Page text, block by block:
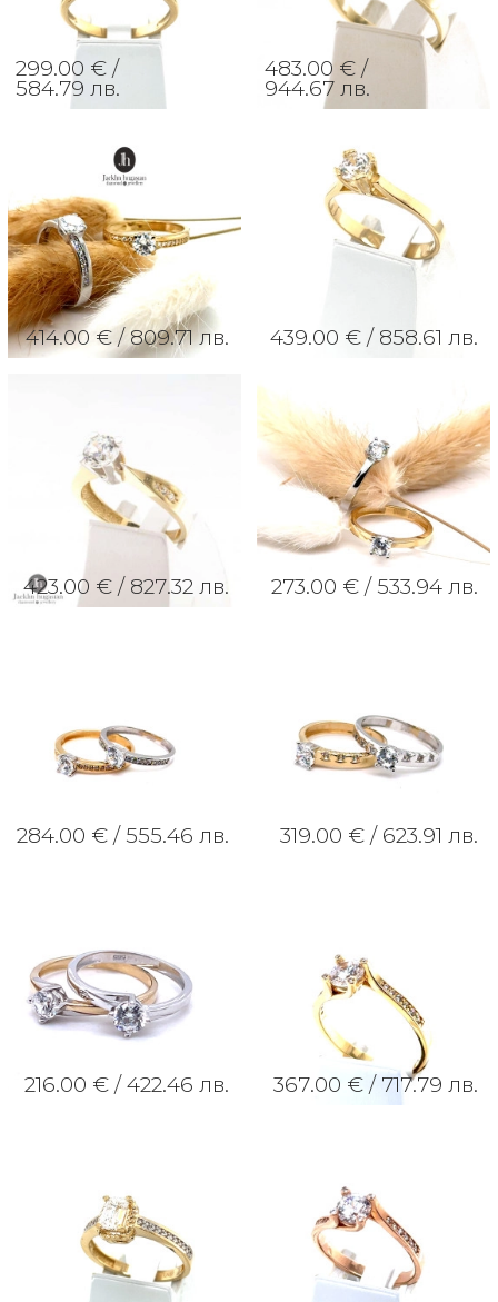
299.00 € /
584.79 лв.
483.00 € /
944.67 лв.
414.00 € / 809.71 лв. 439.00 € / 858.61 лв.
423.00 € / 827.32 лв. 273.00 € / 533.94 лв.
284.00 € / 555.46 лв. 319.00 € / 623.91 лв.
216.00 € / 422.46 лв. 367.00 € / 717.79 лв.